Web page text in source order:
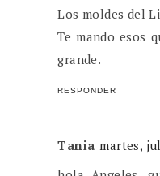
Los moldes del
Te mando esos
grande.
RESPONDER
Tania martes,